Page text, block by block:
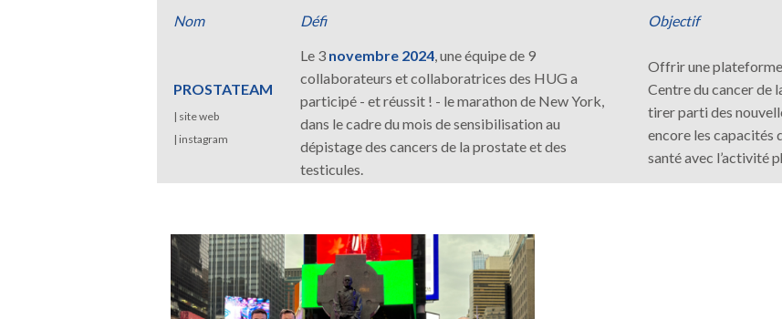
Nom Défi Objectif
PROSTATEAM
| site web
| instagram
Le 3 novembre 2024, une équipe de 9
collaborateurs et collaboratrices des HUG a
participé - et réussit ! - le marathon de New York,
dans le cadre du mois de sensibilisation au
dépistage des cancers de la prostate et des
testicules.
Offrir une
Centre du cancer de
tirer parti des
encore les capacités
santé avec l’activité